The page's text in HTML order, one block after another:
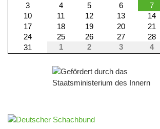
3
4 5 6 7
10
11 12 13 14
17
18 19 20 21
24
25 26 27 28
31
1 2 3 4